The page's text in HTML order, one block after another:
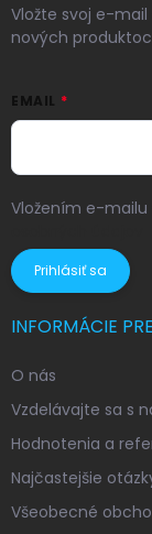
Vložte svoj e-
nových
EMAIL
Vložením e-mailu
Prihlásiť sa
INFORMÁCIE
O nás
Vzdelávajte sa s
Hodnotenia a
Najčastejšie
Všeobecné